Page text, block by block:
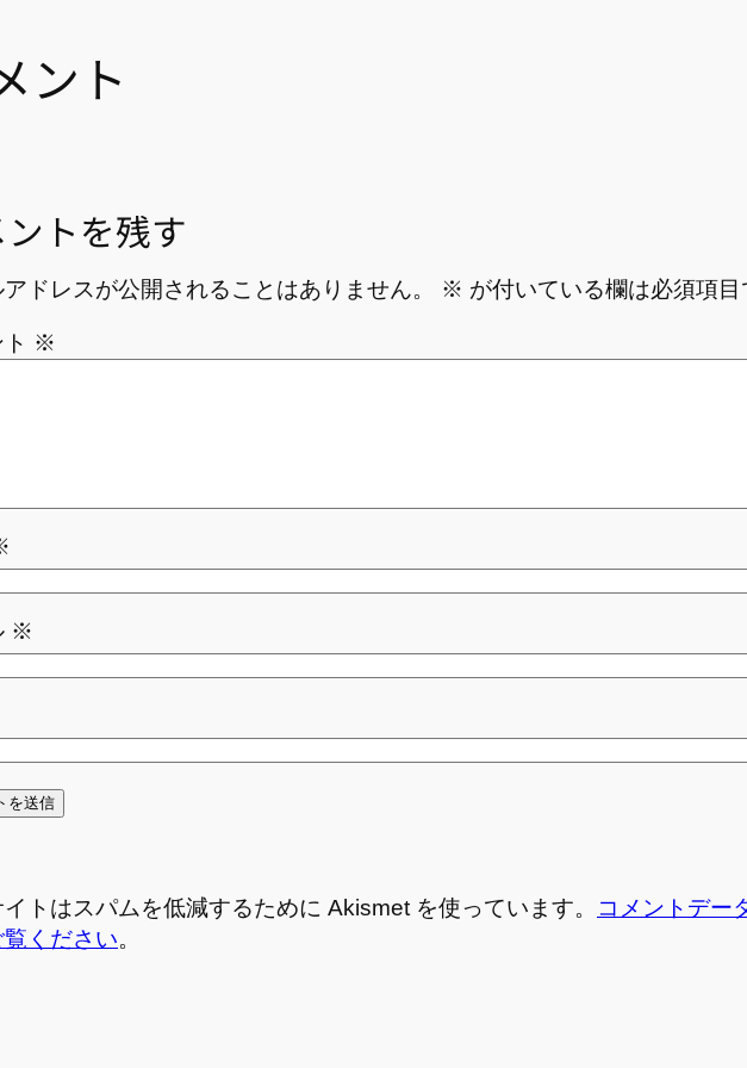
ント
ントを残す
アドレスが公開されることはありません。 ※ が付いている欄は必須項目
※
※
イトはスパムを低減するために Akismet を使っています。
コメントデー
覧ください。